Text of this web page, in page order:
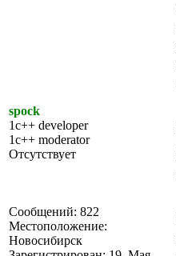
spock
1c++ developer
1c++ moderator
Отсутствует
Сообщений: 822
Местоположение:
Новосибирск